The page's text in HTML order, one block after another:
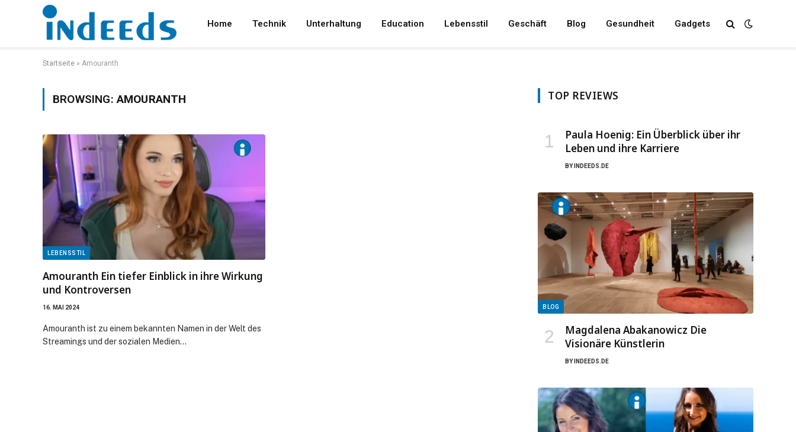
Home Technik Unterhaltung Education Lebensstil Geschäft Blog Gesundheit Gadgets
Startseite » Amouranth
BROWSING:AMOURANTH
LEBENSSTIL
Amouranth Ein tiefer Einblick in ihre Wirkung
und Kontroversen
16. MAI 2024
Amouranth ist zu einem bekannten Namen in der Welt des
Streamings und der sozialen Medien…
TOP REVIEWS
Paula Hoenig: Ein Überblick über ihr
Leben und ihre Karriere
BY INDEEDS.DE
BLOG
Magdalena Abakanowicz Die
Visionäre Künstlerin
BY INDEEDS.DE